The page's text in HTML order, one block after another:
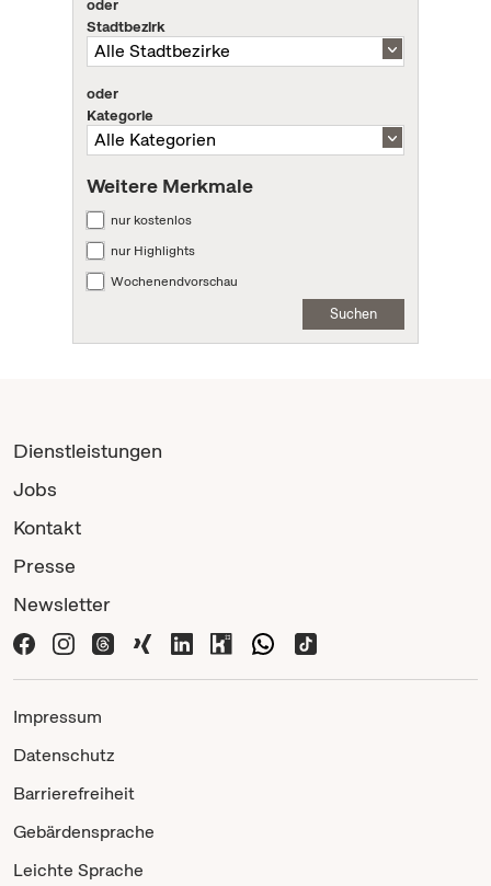
oder
Stadtbezirk
oder
Kategorie
Weitere Merkmale
nur kostenlos
nur Highlights
Wochenendvorschau
Suchen
Dienstleistungen
Jobs
Kontakt
Presse
Newsletter
Impressum
Datenschutz
Barrierefreiheit
Gebärdensprache
Leichte Sprache